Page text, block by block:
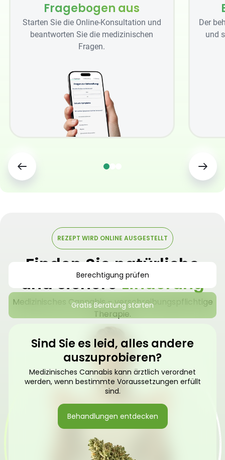
Fragebogen aus
Starten Sie die Online-Konsultation und
beantworten Sie die medizinischen
Fragen.
Der
und
REZEPT WIRD ONLINE AUSGESTELLT
Finden Sie natürliche
und sichereLinderung
Medizinisches Cannabis – verschreibungspflichtige
Therapie.
Berechtigung prüfen
Gratis Beratung starten
Sind Sie es leid, alles andere
auszuprobieren?
Medizinisches Cannabis kann ärztlich verordnet
werden, wenn bestimmte Voraussetzungen erfüllt
sind.
Behandlungen entdecken